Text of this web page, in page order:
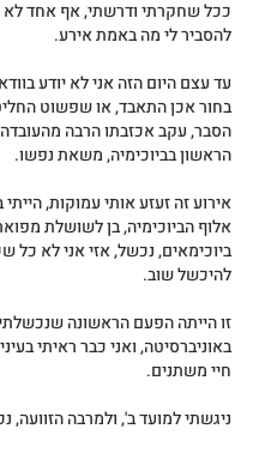
ככל שחקרתי ודרשתי, אף אחד לא
להסביר לי מה באמת אירע.
עד עצם היום הזה אני לא יודע
בחור אכן התאבד, או שפשוט
הסבר, עקב אכזבתו הרבה
הראשון בביוכימיה, משאת נפשו.
אירוע זה זעזע אותי עמוקות,
אלוף הביוכימיה, בן לשושלת
ביוכימאים, נכשל, אזי אני לא כל
להיכשל שוב.
זו הייתה הפעם הראשונה
באוניברסיטה, ואני כבר ראיתי
חיי משתנים.
ניגשתי למועד ב', ולמרבה הזוועה,